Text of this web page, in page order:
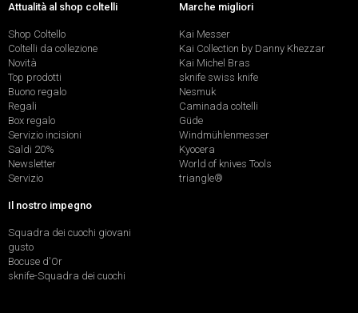
Attualità al shop coltelli
Shop Coltello
Coltelli da collezione
Novità
Top prodotti
Buono regalo
Regali
Box regalo
Servizio incisioni
Saldi 20%
Newsletter
Servizio
Marche migliori
Kai Messer
Kai Collection by Danny Khezzar
Kai Michel Bras
sknife swiss knife
Nesmuk
Caminada coltelli
Güde
Windmühlenmesser
Kyocera
World of knives Tools
triangle®
Il nostro impegno
Squadra dei cuochi giovani
gusto
Bocuse d'Or
sknife-Squadra dei cuochi